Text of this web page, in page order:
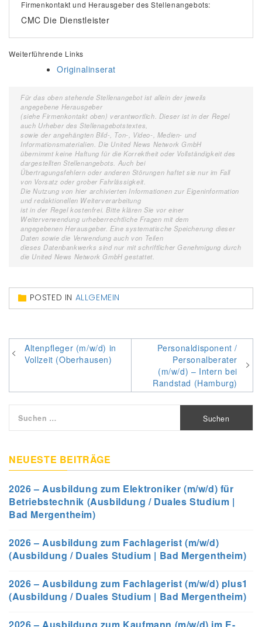
Firmenkontakt und Herausgeber des Stellenangebots:
CMC Die Dienstleister
Weiterführende Links
Originalinserat
Für das oben stehende Stellenangebot ist allein der jeweils
angegebene Herausgeber
(siehe Firmenkontakt oben) verantwortlich. Dieser ist in der Regel
auch Urheber des Stellenagebotstextes,
sowie der angehängten Bild-, Ton-, Video-, Medien- und
Informationsmaterialien. Die United News Network GmbH
übernimmt keine Haftung für die Korrektheit oder Vollständigkeit des
dargestellten Stellenangebots. Auch bei
Übertragungsfehlern oder anderen Störungen haftet sie nur im Fall
von Vorsatz oder grober Fahrlässigkeit.
Die Nutzung von hier archivierten Informationen zur Eigeninformation
und redaktionellen Weiterverarbeitung
ist in der Regel kostenfrei. Bitte klären Sie vor einer
Weiterverwendung urheberrechtliche Fragen mit dem
angegebenen Herausgeber. Eine systematische Speicherung dieser
Daten sowie die Verwendung auch von Teilen
dieses Datenbankwerks sind nur mit schriftlicher Genehmigung durch
die United News Network GmbH gestattet.
POSTED IN ALLGEMEIN
Beitragsnavigation
Altenpfleger (m/w/d) in
Vollzeit (Oberhausen)
Personaldisponent /
Personalberater
(m/w/d) – Intern bei
Randstad (Hamburg)
nach:
NEUESTE BEITRÄGE
2026 – Ausbildung zum Elektroniker (m/w/d) für
Betriebstechnik (Ausbildung / Duales Studium |
Bad Mergentheim)
2026 – Ausbildung zum Fachlagerist (m/w/d)
(Ausbildung / Duales Studium | Bad Mergentheim)
2026 – Ausbildung zum Fachlagerist (m/w/d) plus1
(Ausbildung / Duales Studium | Bad Mergentheim)